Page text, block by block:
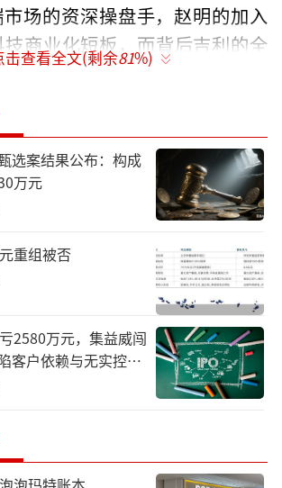
场的资深操盘手，赵明的加入
商业化短板，而背后吉利的全
这家转型科技公司，成为吉利押
冲击“第二个华为”的关键棋
+商业”闭环短板
科技发布公告，宣布选举赵明
事长，任期至第六届董事会届
命，背后是千里科技及吉利在
的重大布局，也标志着公司正式
业”核心团队搭建。
击查看全文(剩余81%)
选案结果公布：构成
万元
重组被否
2580万元，集益威闯
客户依赖与无实控人